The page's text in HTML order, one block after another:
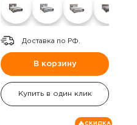
Доставка по РФ.
В корзину
Купить в один клик
СКИДКА